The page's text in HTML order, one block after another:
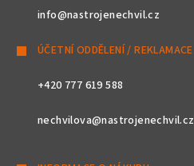
info@nastrojenechvil.cz
ÚČETNÍ ODDĚLENÍ / REKLAMACE
+420 777 619 588
nechvilova@nastrojenechvil.cz